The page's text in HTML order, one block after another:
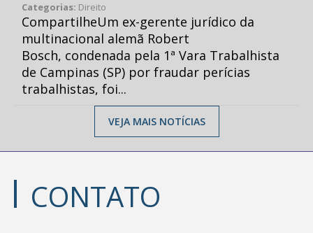
Categorias: Direito
CompartilheUm ex-gerente jurídico da
multinacional alemã Robert
Bosch, condenada pela 1ª Vara Trabalhista
de Campinas (SP) por fraudar perícias
trabalhistas, foi...
VEJA MAIS NOTÍCIAS
CONTATO